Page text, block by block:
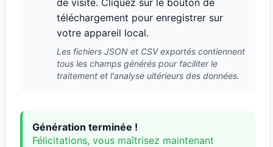
de visite. Cliquez sur le bouton de
téléchargement pour enregistrer sur
votre appareil local.
Les fichiers JSON et CSV exportés contiennent
tous les champs générés pour faciliter le
traitement et l'analyse ultérieurs des données.
Génération terminée !
Félicitations, vous maîtrisez maintenant